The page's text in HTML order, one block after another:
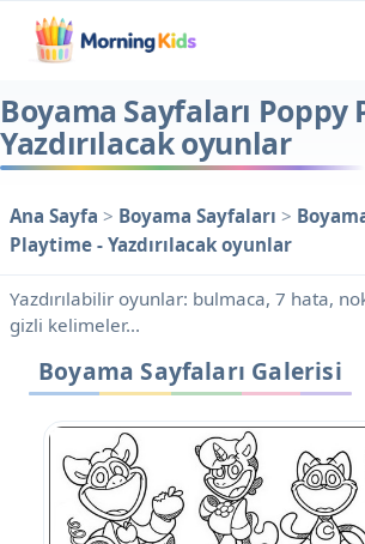
Boyama Sayfaları Poppy
Yazdırılacak oyunlar
Ana Sayfa > Boyama Sayfaları >
Playtime - Yazdırılacak oyunlar
Yazdırılabilir oyunlar: bulmaca, 7 hata,
gizli kelimeler...
Boyama Sayfaları Galerisi